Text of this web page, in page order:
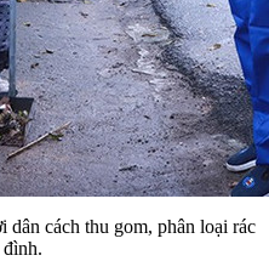
cách thu gom, phân loại rác